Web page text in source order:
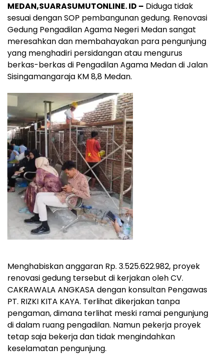
MEDAN,SUARASUMUTONLINE. ID – Diduga tidak
sesuai dengan SOP pembangunan gedung. Renovasi
Gedung Pengadilan Agama Negeri Medan sangat
meresahkan dan membahayakan para pengunjung
yang menghadiri persidangan atau mengurus
berkas-berkas di Pengadilan Agama Medan di Jalan
Sisingamangaraja KM 8,8 Medan.
Menghabiskan anggaran Rp. 3.525.622.982, proyek
renovasi gedung tersebut di kerjakan oleh CV.
CAKRAWALA ANGKASA dengan konsultan Pengawas
PT. RIZKI KITA KAYA. Terlihat dikerjakan tanpa
pengaman, dimana terlihat meski ramai pengunjung
di dalam ruang pengadilan. Namun pekerja proyek
tetap saja bekerja dan tidak mengindahkan
keselamatan pengunjung.